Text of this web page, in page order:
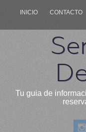
INICIO CONTACTO
Tu guia de